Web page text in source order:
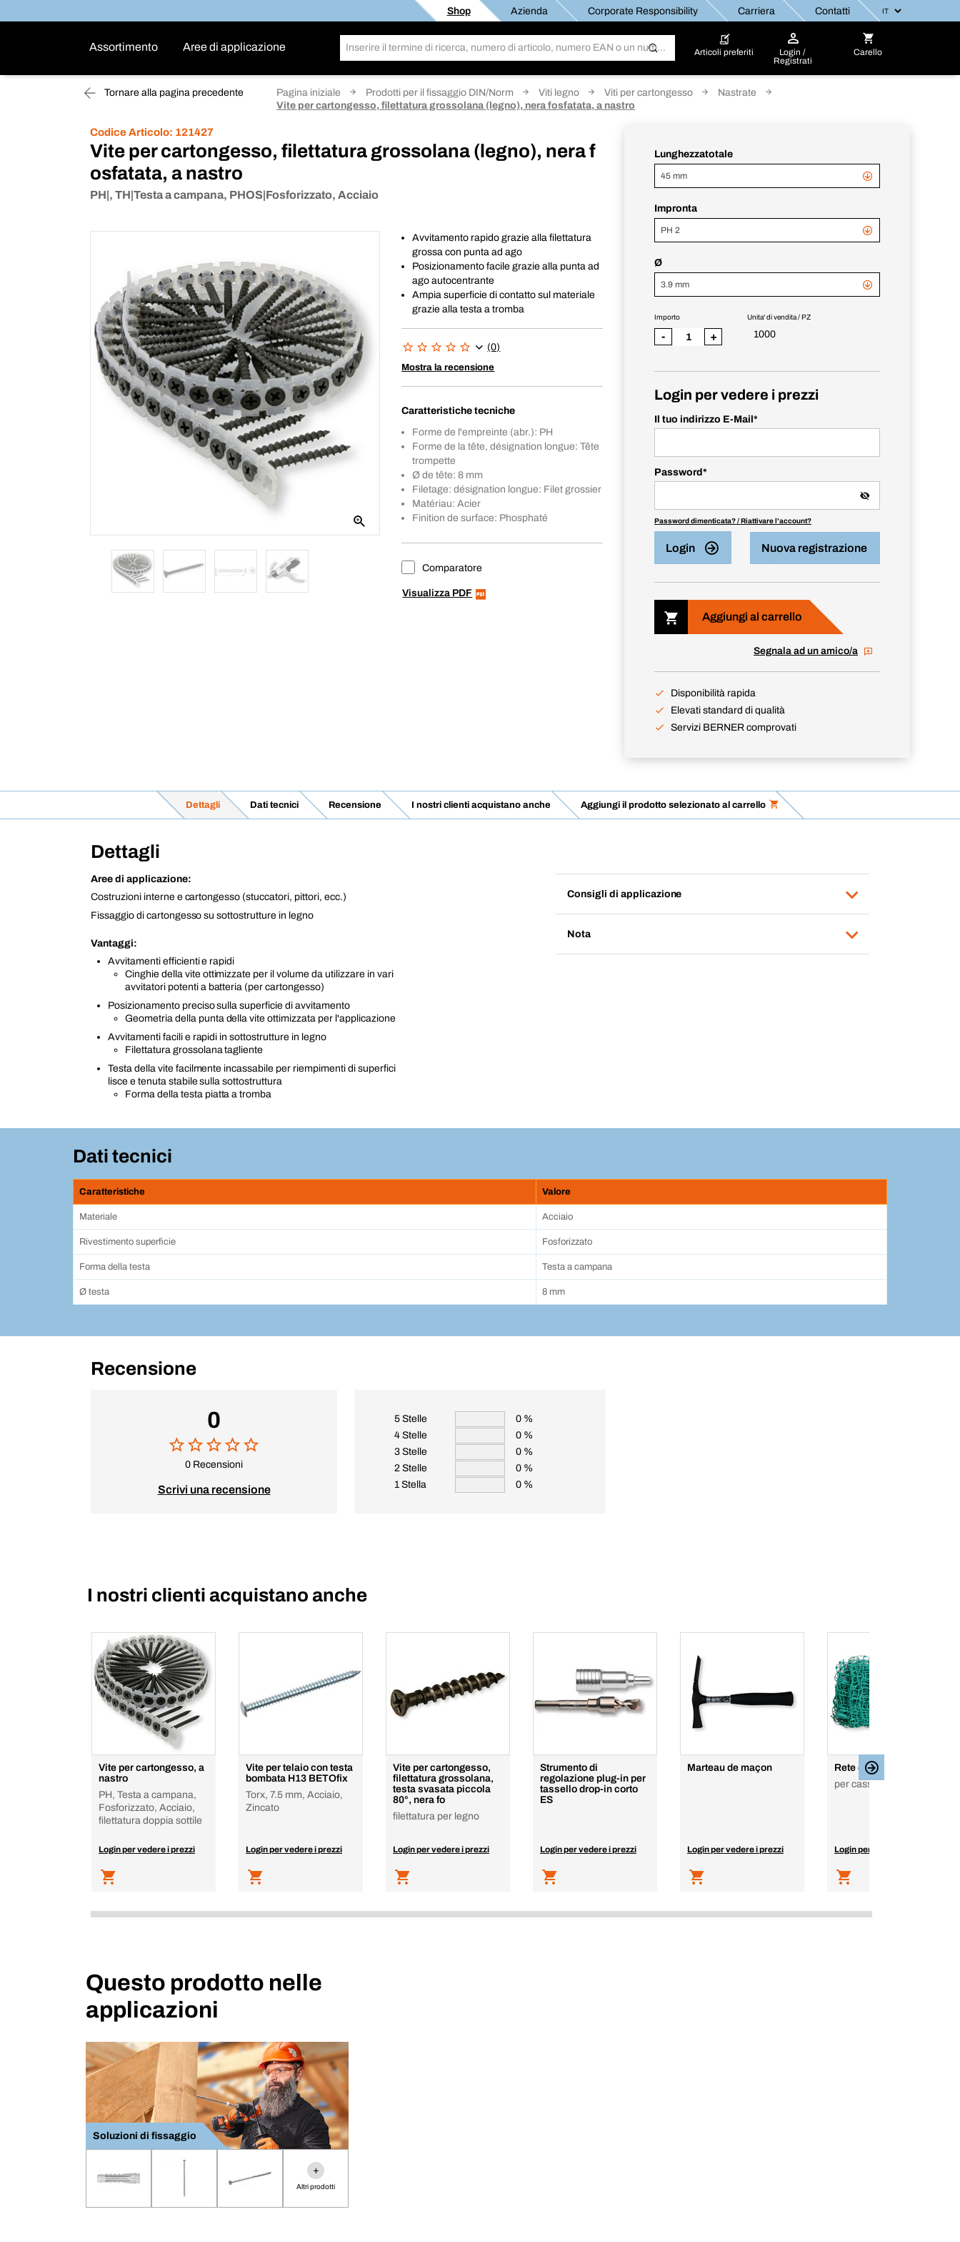
Shop Azienda Corporate Responsibility Carriera Contatti
Assortimento Aree di applicazione Articoli preferiti
Login /
Registrati
Carello
Tornare alla pagina precedente Pagina iniziale Prodotti per il fissaggio DIN/Norm Viti legno Viti per cartongesso
Nastrate
Vite per cartongesso, filettatura grossolana (legno), nera fosfatata, a nastro
Codice Articolo: 121427
Vite per cartongesso, filettatura grossolana (legno), nera f
osfatata, a nastro
PH|, TH|Testa a campana, PHOS|Fosforizzato, Acciaio
Avvitamento rapido grazie alla filettatura
grossa con punta ad ago
Posizionamento facile grazie alla punta ad
ago autocentrante
Ampia superficie di contatto sul materiale
grazie alla testa a tromba
(0)
Mostra la recensione
Caratteristiche tecniche
Forme de l'empreinte (abr.): PH
Forme de la tête, désignation longue: Tête
trompette
Ø de tête: 8 mm
Filetage: désignation longue: Filet grossier
Matériau: Acier
Finition de surface: Phosphaté
Comparatore
Visualizza PDF
Lunghezzatotale
45 mm
Impronta
PH 2
Ø
3.9 mm
Unita' di vendita / PZ
1000
Importo
- +
Login per vedere i prezzi
Il tuo indirizzo E-Mail *
Password *
Password dimenticata? / Riattivare l'account?
Login Nuova registrazione
Aggiungi al carrello
Segnala ad un amico/a
Disponibilità rapida
Elevati standard di qualità
Servizi BERNER comprovati
Dettagli Dati tecnici Recensione I nostri clienti acquistano anche Aggiungi il prodotto selezionato al carrello
Dettagli
Aree di applicazione:
Costruzioni interne e cartongesso (stuccatori, pittori, ecc.)
Fissaggio di cartongesso su sottostrutture in legno
Vantaggi:
Avvitamenti efficienti e rapidi
Cinghie della vite ottimizzate per il volume da utilizzare in vari
avvitatori potenti a batteria (per cartongesso)
Posizionamento preciso sulla superficie di avvitamento
Geometria della punta della vite ottimizzata per l'applicazione
Avvitamenti facili e rapidi in sottostrutture in legno
Filettatura grossolana tagliente
Testa della vite facilmente incassabile per riempimenti di superfici
lisce e tenuta stabile sulla sottostruttura
Forma della testa piatta a tromba
Consigli di applicazione
Nota
Dati tecnici
Caratteristiche Valore
Materiale Acciaio
Rivestimento superficie Fosforizzato
Forma della testa Testa a campana
Ø testa 8 mm
Recensione
0
0 Recensioni
Scrivi una recensione
5 Stelle
0 %
4 Stelle
0 %
3 Stelle
0 %
2 Stelle
0 %
1 Stella
0 %
I nostri clienti acquistano anche
Vite per cartongesso, a
nastro
PH, Testa a campana,
Fosforizzato, Acciaio,
filettatura doppia sottile
Login per vedere i prezzi
Vite per telaio con testa
bombata H13 BETOfix
Torx, 7.5 mm, Acciaio,
Zincato
Login per vedere i prezzi
Vite per cartongesso,
filettatura grossolana,
testa svasata piccola
80°, nera fo
filettatura per legno
Login per vedere i prezzi
Strumento di
regolazione plug-in per
tassello drop-in corto
ES
Login per vedere i prezzi
Marteau de maçon
Login per vedere i prezzi
Rete di copertura
per cassoni
Login per vedere i prezzi
Questo prodotto nelle
applicazioni
Soluzioni di fissaggio
+
Altri prodotti